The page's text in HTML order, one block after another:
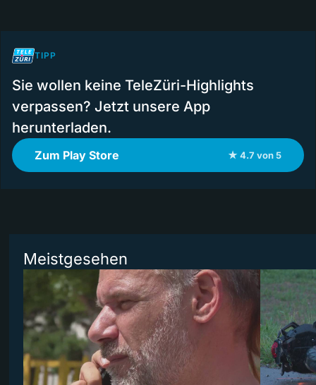
TIPP
Sie wollen keine TeleZüri-Highlights
verpassen? Jetzt unsere App
herunterladen.
Zum Play Store ★ 4.7 von 5
Meistgesehen